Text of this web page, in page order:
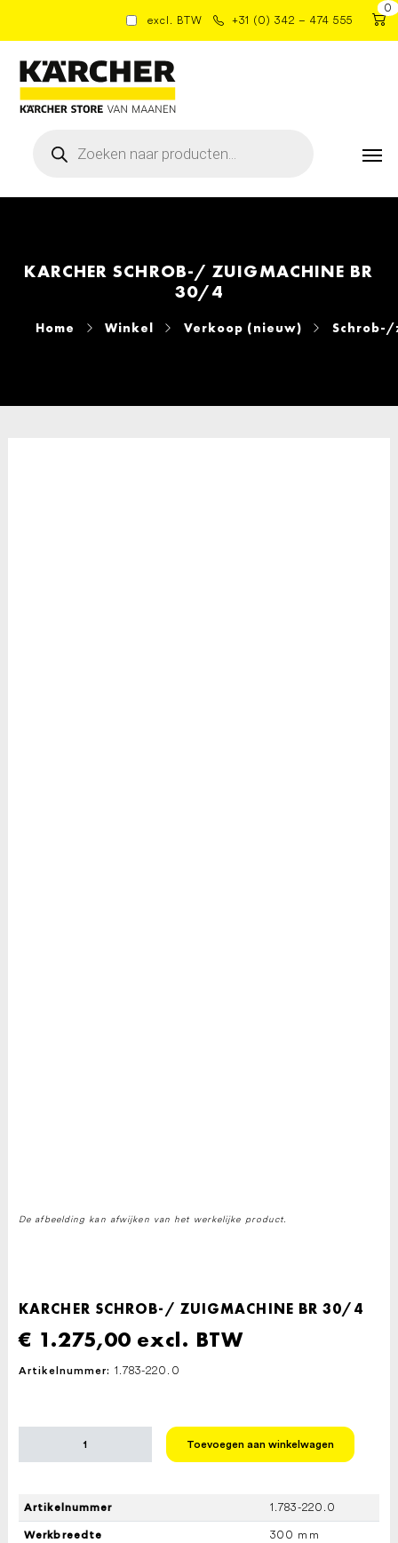
excl. BTW +31 (0) 342 – 474 555
0
zoeken
KARCHER SCHROB-/ ZUIGMACHINE BR
30/4
Home Winkel Verkoop (nieuw) Schrob-/
De afbeelding kan afwijken van het werkelijke product.
KARCHER SCHROB-/ ZUIGMACHINE BR 30/4
€ 1.275,00 excl. BTW
Artikelnummer: 1.783-220.0
ZUIGMACHINE
aantal
Toevoegen aan winkelwagen
Artikelnummer 1.783-220.0
Werkbreedte 300 mm